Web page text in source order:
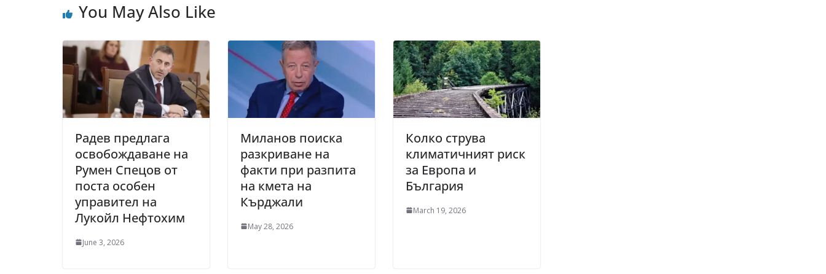
You May Also Like
Радев предлага
освобождаване на
Румен Спецов от
поста особен
управител на
Лукойл Нефтохим
June 3, 2026
Миланов поиска
разкриване на
факти при разпита
на кмета на
Кърджали
May 28, 2026
Колко струва
климатичният риск
за Европа и
България
March 19, 2026